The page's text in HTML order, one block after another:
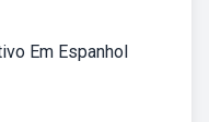
Em Espanhol